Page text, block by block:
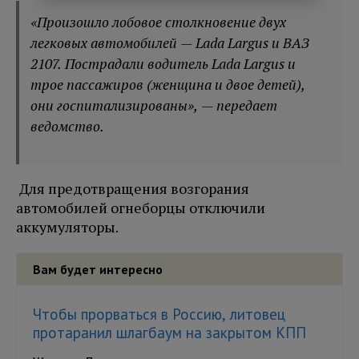
«Произошло лобовое столкновение двух
легковых автомобилей — Lada Largus и ВАЗ
2107. Пострадали водитель Lada Largus и
трое пассажиров (женщина и двое детей),
они госпитализированы», — передает
ведомство.
Для предотвращения возгорания
автомобилей огнеборцы отключили
аккумуляторы.
Вам будет интересно
Чтобы прорваться в Россию, литовец
протаранил шлагбаум на закрытом КПП